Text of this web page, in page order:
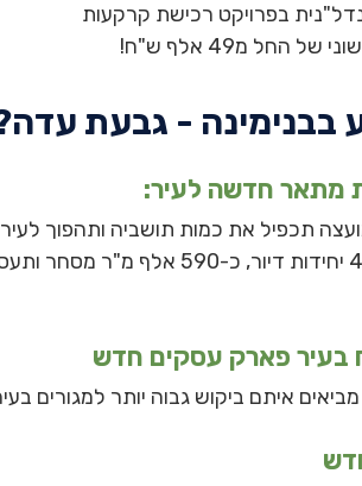
בפרויקט רכישת קרקעות
החל מ49 אלף ש"ח!
בבנימינה - גבעת
מתאר חדשה לעיר:
תכפיל את כמות תושביה ותהפוך
בעיר פארק עסקים חדש
איתם ביקוש גבוה יותר למגורים